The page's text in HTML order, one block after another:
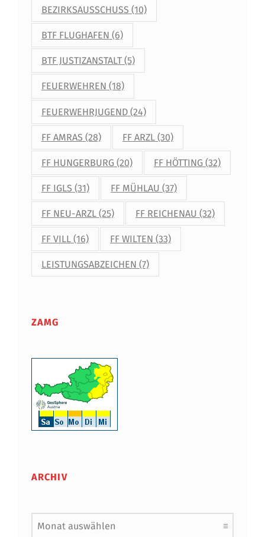
N
D
E
R
L
F
S
BEZIRKSAUSSCHUSS (10)
BTF FLUGHAFEN (6)
BTF JUSTIZANSTALT(5)
FEUERWEHREN (18)
FEUERWEHRJUGEND(24)
FF AMRAS (28) FF ARZL (30)
FF HUNGERBURG(20) FF HÖTTING (32)
FF IGLS (31) FF MÜHLAU (37)
FF NEU-ARZL(25) FF REICHENAU (32)
FF VILL(16) FF WILTEN (33)
LEISTUNGSABZEICHEN (7)
ZAMG
ARCHIV
Archiv